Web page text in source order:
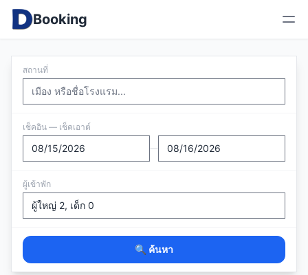
Booking
สถานที่
เช็คอิน — เช็คเอาต์
—
ผู้เข้าพัก
🔍 ค้นหา